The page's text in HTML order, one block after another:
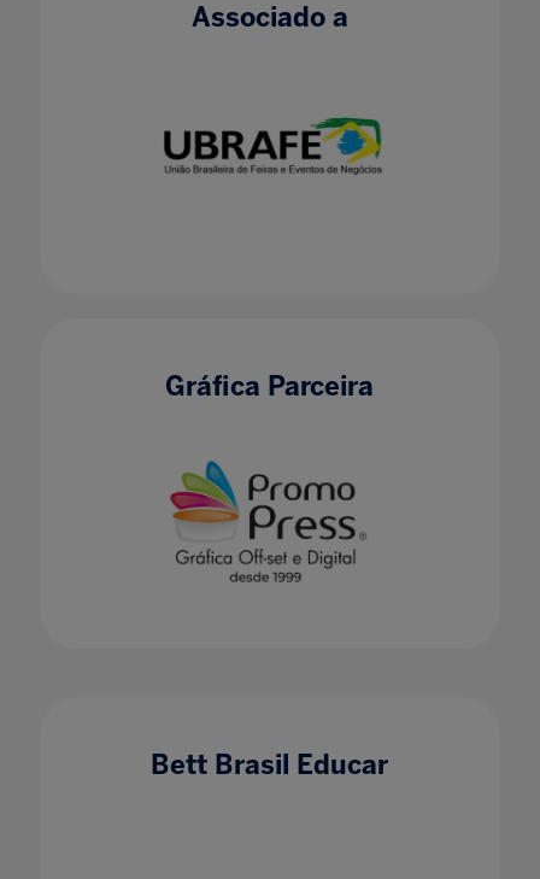
Associado a
Gráfica Parceira
Bett Brasil Educar